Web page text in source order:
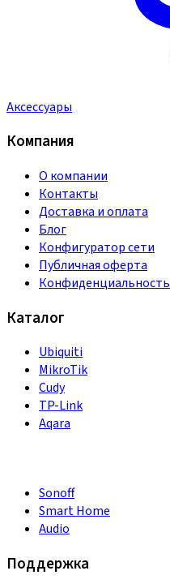
Аксессуары
Компания
О компании
Контакты
Доставка и оплата
Блог
Конфигуратор сети
Публичная оферта
Конфиденциальность
Каталог
Ubiquiti
MikroTik
Cudy
TP-Link
Aqara
Sonoff
Smart Home
Audio
Поддержка